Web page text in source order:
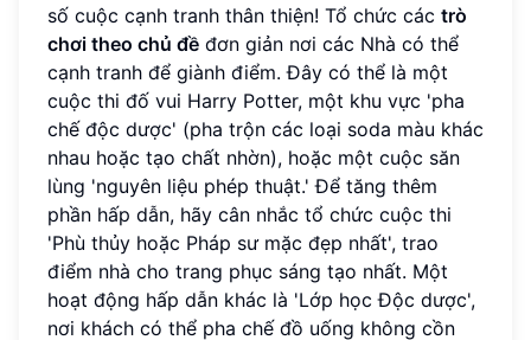
số cuộc cạnh tranh thân thiện! Tổ chức các trò
chơi theo chủ đề đơn giản nơi các Nhà có thể
cạnh tranh để giành điểm. Đây có thể là một
cuộc thi đố vui Harry Potter, một khu vực 'pha
chế độc dược' (pha trộn các loại soda màu khác
nhau hoặc tạo chất nhờn), hoặc một cuộc săn
lùng 'nguyên liệu phép thuật.' Để tăng thêm
phần hấp dẫn, hãy cân nhắc tổ chức cuộc thi
'Phù thủy hoặc Pháp sư mặc đẹp nhất', trao
điểm nhà cho trang phục sáng tạo nhất. Một
hoạt động hấp dẫn khác là 'Lớp học Độc dược',
nơi khách có thể pha chế đồ uống không cồn